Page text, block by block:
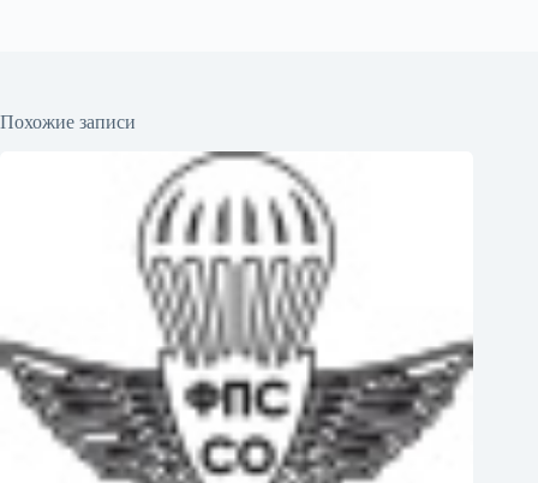
Похожие записи